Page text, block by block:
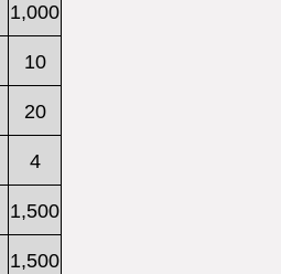
1,000
10
20
4
1,500
1,500